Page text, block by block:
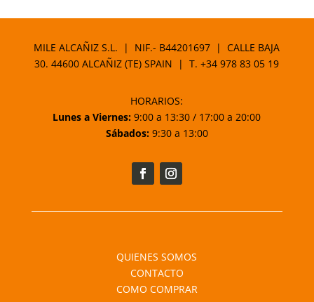
23,33 €
hasta
MILE ALCAÑIZ S.L. | NIF.- B44201697 | CALLE BAJA
30. 44600 ALCAÑIZ (TE) SPAIN | T.+34 978 83 05 19
HORARIOS:
Lunes a Viernes: 9:00 a 13:30 / 17:00 a 20:00
Sábados:9:30 a 13:00
QUIENES SOMOS
CONTACTO
COMO COMPRAR